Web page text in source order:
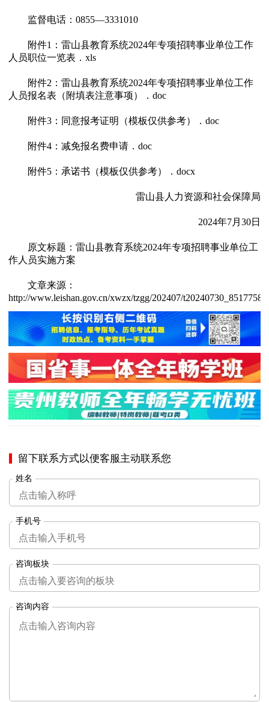
监督电话：0855—3331010
附件1： 雷山县教育系统2024年专项招聘事业单位工作
人员职位一览表．xls
附件2： 雷山县教育系统2024年专项招聘事业单位工作
人员报名表（附填表注意事项）．doc
附件3： 同意报考证明（模板仅供参考）．doc
附件4： 减免报名费申请．doc
附件5： 承诺书（模板仅供参考）．docx
雷山县人力资源和社会保障局
2024年7月30日
原文标题：雷山县教育系统2024年专项招聘事业单位工
作人员实施方案
文章来源：
http://www.leishan.gov.cn/xwzx/tzgg/202407/
留下联系方式以便客服主动联系您
姓名
手机号
咨询板块
咨询内容